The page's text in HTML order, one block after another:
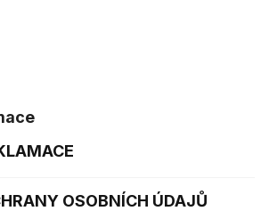
OSOBNÍCH ÚDAJŮ